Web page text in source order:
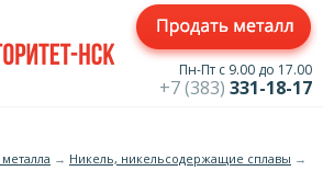
Пн-Пт с 9.00 до 17.00
+7 (383) 331-18-17
→ Никель, никельсодержащие сплавы →